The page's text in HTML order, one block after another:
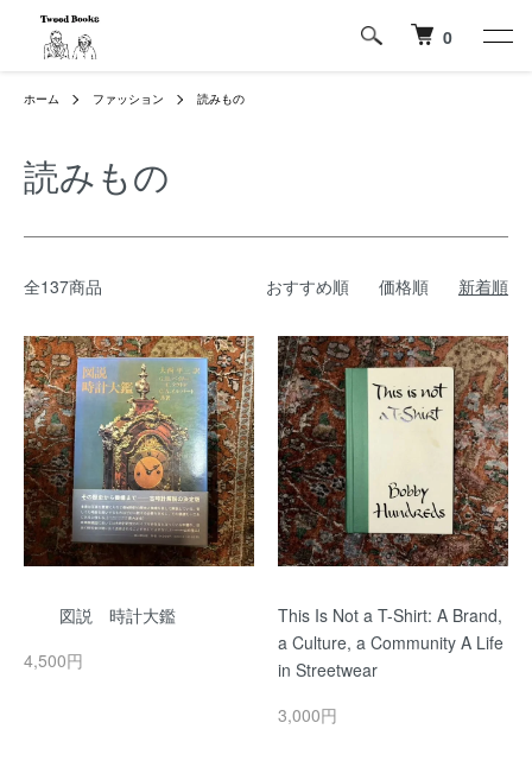
0
ホーム ファッション 読みもの
読みもの
全137商品 おすすめ順 価格順 新着順
図説 時計大鑑
4,500円
This Is Not a T-Shirt: A Brand,
a Culture, a Community A Life
in Streetwear
3,000円